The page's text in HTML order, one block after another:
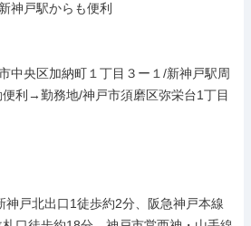
神戸駅からも便利
中央区加納町１丁目３ー１/新神戸駅周
利→勤務地/神戸市須磨区弥栄台1丁目
神戸北出口1徒歩約2分、阪急神戸本線